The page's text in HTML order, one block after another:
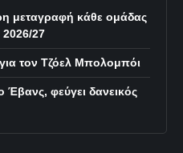
μεταγραφή κάθε ομάδας
2026/27
τον Τζόελ Μπολομπόι
Έβανς, φεύγει δανεικός